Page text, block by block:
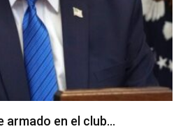
armado en el club…